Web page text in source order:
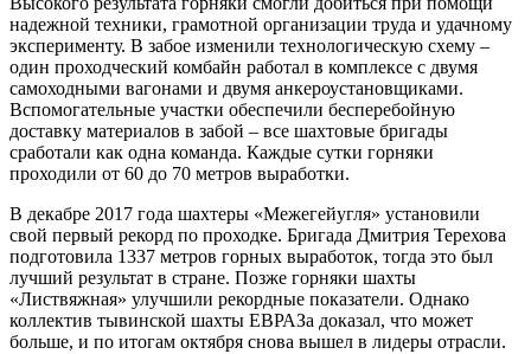
надежной техники, грамотной организации труда и удачному
эксперименту. В забое изменили технологическую схему –
один проходческий комбайн работал в комплексе с двумя
самоходными вагонами и двумя анкероустановщиками.
Вспомогательные участки обеспечили бесперебойную
доставку материалов в забой – все шахтовые бригады
сработали как одна команда. Каждые сутки горняки
проходили от 60 до 70 метров выработки.
В декабре 2017 года шахтеры «Межегейугля» установили
свой первый рекорд по проходке. Бригада Дмитрия Терехова
подготовила 1337 метров горных выработок, тогда это был
лучший результат в стране. Позже горняки шахты
«Листвяжная» улучшили рекордные показатели. Однако
коллектив тывинской шахты ЕВРАЗа доказал, что может
больше, и по итогам октября снова вышел в лидеры отрасли.